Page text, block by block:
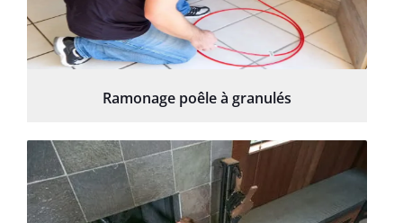
Ramonage poêle à granulés